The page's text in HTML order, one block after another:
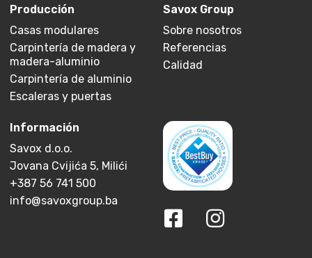
Producción
Casas modulares
Carpintería de madera y
madera-aluminio
Carpintería de aluminio
Escaleras y puertas
Savox Group
Sobre nosotros
Referencias
Calidad
Información
Savox d.o.o.
Jovana Cvijića 5, Milići
+387 56 741 500
info@savoxgroup.ba